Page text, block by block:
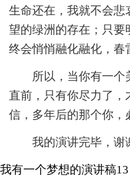
生命还在，我就不会悲
望的绿洲的存在；只要
终会悄悄融化融化，春
所以，当你有一
直前，只有你尽力了
信，多年后的那个你，
我的演讲完毕，谢
我有一个梦想的演讲稿13